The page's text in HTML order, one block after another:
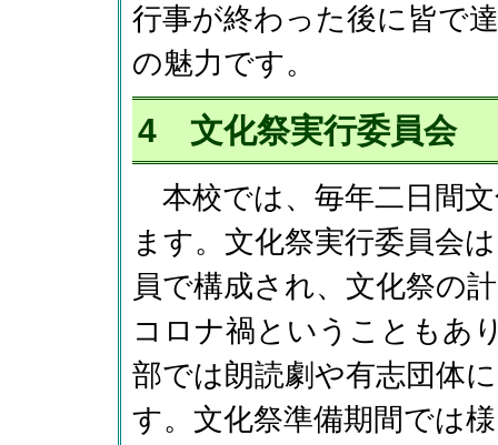
行事が終わった後に皆で
の魅力です。
4 文化祭実行委員会
本校では、毎年二日間
ます。文化祭実行委員会
員で構成され、文化祭の
コロナ禍ということもあ
部では朗読劇や有志団体
す。文化祭準備期間では